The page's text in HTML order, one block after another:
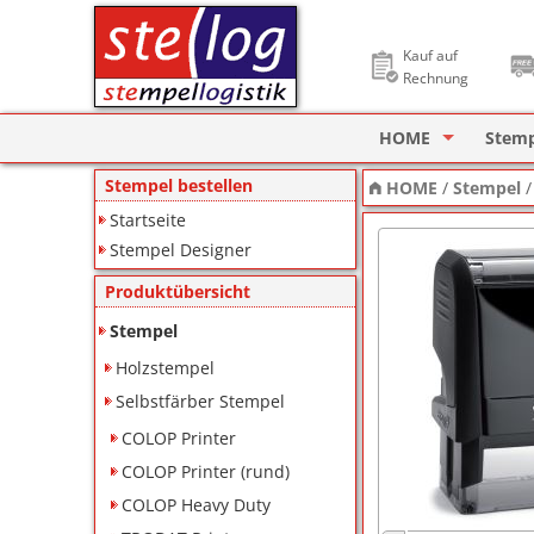
Kauf auf
Rechnung
HOME
Stempel Designer
ImageCard
Stempel bestellen
Startseite
Stempel Designer
Produktübersicht
Stempel
Holzstempel
Selbstfärber Stempel
COLOP Printer
COLOP Printer (rund)
COLOP Heavy Duty
HOME /Stempel